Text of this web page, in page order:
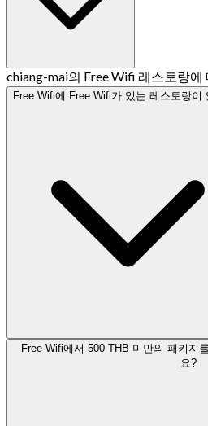
chiang-mai의 Free Wifi 레스토랑에
Free Wifi에 Free Wifi가 있는 레스토랑이
Free Wifi에서 500 THB 미만의 패키지
요?